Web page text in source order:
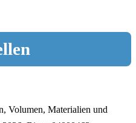
Volumen, Materialien und